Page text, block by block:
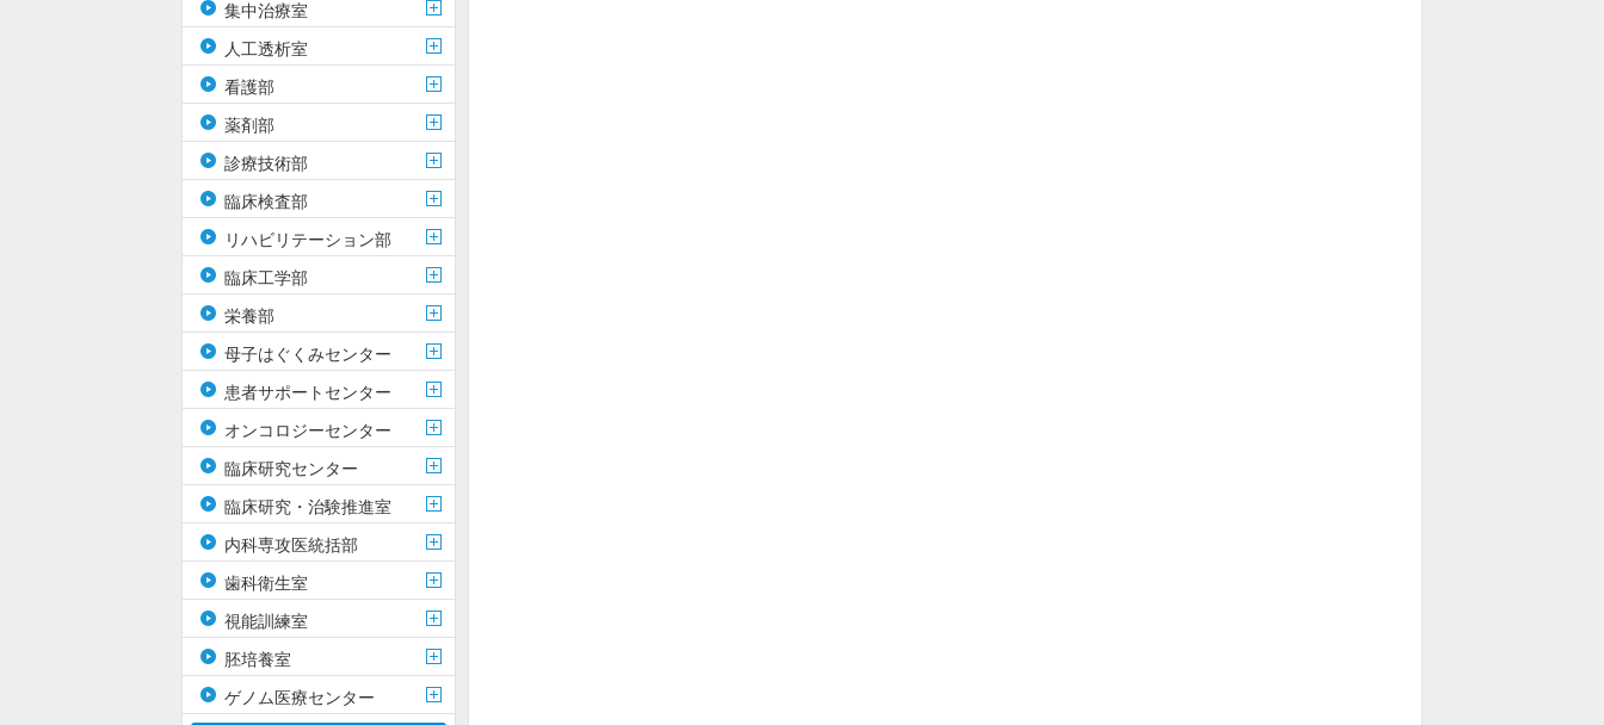
集中治療室
人工透析室
看護部
薬剤部
診療技術部
臨床検査部
リハビリテーション部
臨床工学部
栄養部
母子はぐくみセンター
患者サポートセンター
オンコロジーセンター
臨床研究センター
臨床研究・治験推進室
内科専攻医統括部
歯科衛生室
視能訓練室
胚培養室
ゲノム医療センター